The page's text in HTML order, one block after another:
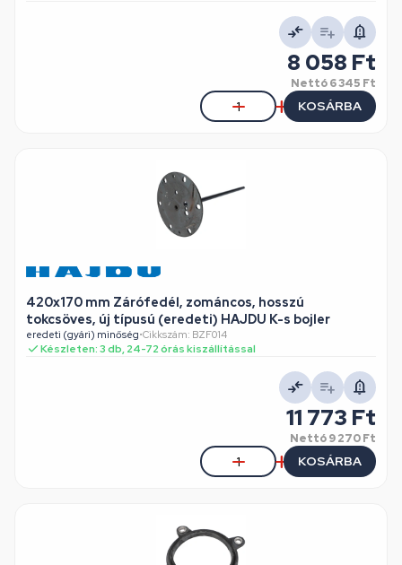
8 058 Ft
Nettó6 345 Ft
KOSÁRBA
420x170 mm Zárófedél, zománcos, hosszú
tokcsöves, új típusú (eredeti) HAJDU K-s bojler
eredeti (gyári) minőség•Cikkszám: BZF014
Készleten: 3 db, 24-72 órás kiszállítással
11 773 Ft
Nettó9 270 Ft
KOSÁRBA